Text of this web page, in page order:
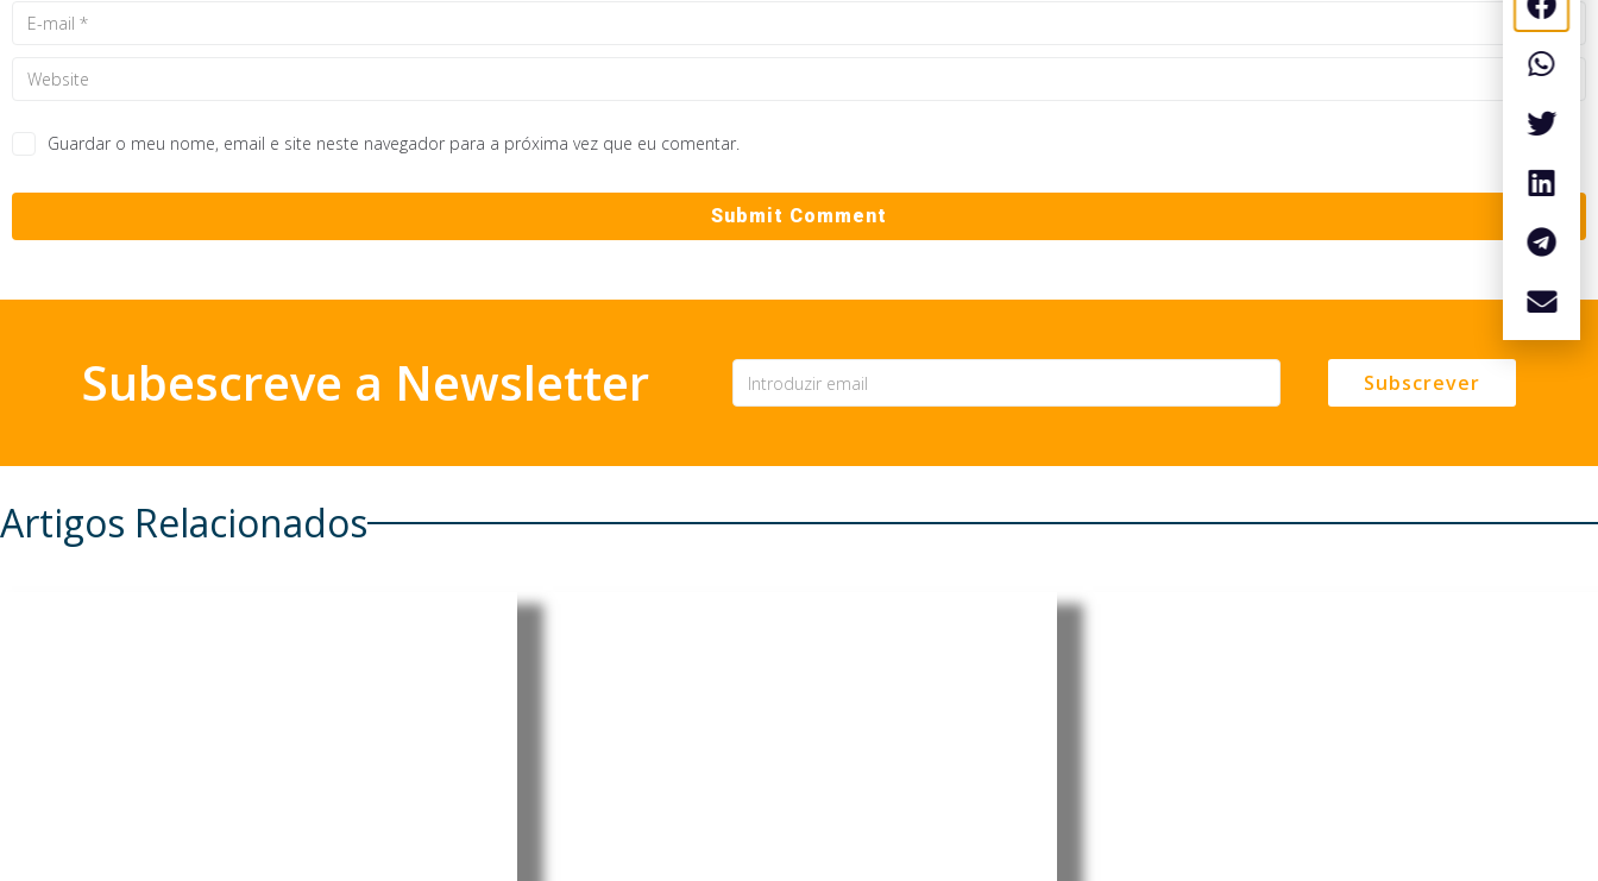
Guardar o meu nome, email e site neste navegador para a próxima vez que eu comentar.
Subescreve a Newsletter Subscrever
Artigos Relacionados